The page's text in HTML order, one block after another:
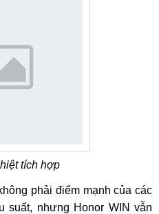
tích hợp
phải điểm mạnh của các
suất, nhưng Honor WIN vẫn